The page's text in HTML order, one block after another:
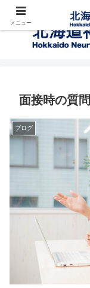
面接時の質問
ブログ
メニュー